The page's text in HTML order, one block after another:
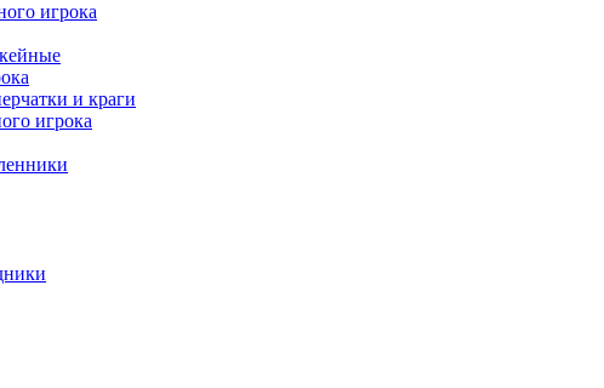
игрока
и краги
игрока